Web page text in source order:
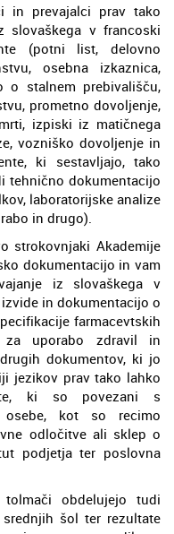
in prevajalci prav tako
slovaškega v francoski
(potni list, delovno
osebna izkaznica,
o stalnem prebivališču,
prometno dovoljenje,
izpiski iz matičnega
vozniško dovoljenje in
ki sestavljajo, tako
tehnično dokumentacijo
laboratorijske analize
in drugo).
strokovnjaki Akademije
dokumentacijo in vam
iz slovaškega v
in dokumentacijo o
farmacevtskih
uporabo zdravil in
dokumentov, ki jo
jezikov prav tako lahko
ki so povezani s
osebe, kot so recimo
odločitve ali sklep o
podjetja ter poslovna
obdelujejo tudi
šol ter rezultate